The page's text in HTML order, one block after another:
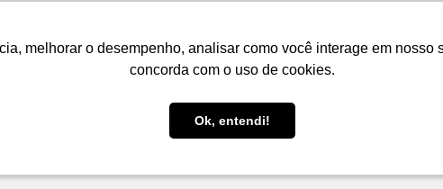
melhorar o desempenho, analisar como você interage em
concorda com o uso de cookies.
Ok, entendi!
melhorar o desempenho, analisar como você interage em
concorda com o uso de cookies.
Ok, entendi!
LOJA FIQUE POR DENTRO PRESENTES